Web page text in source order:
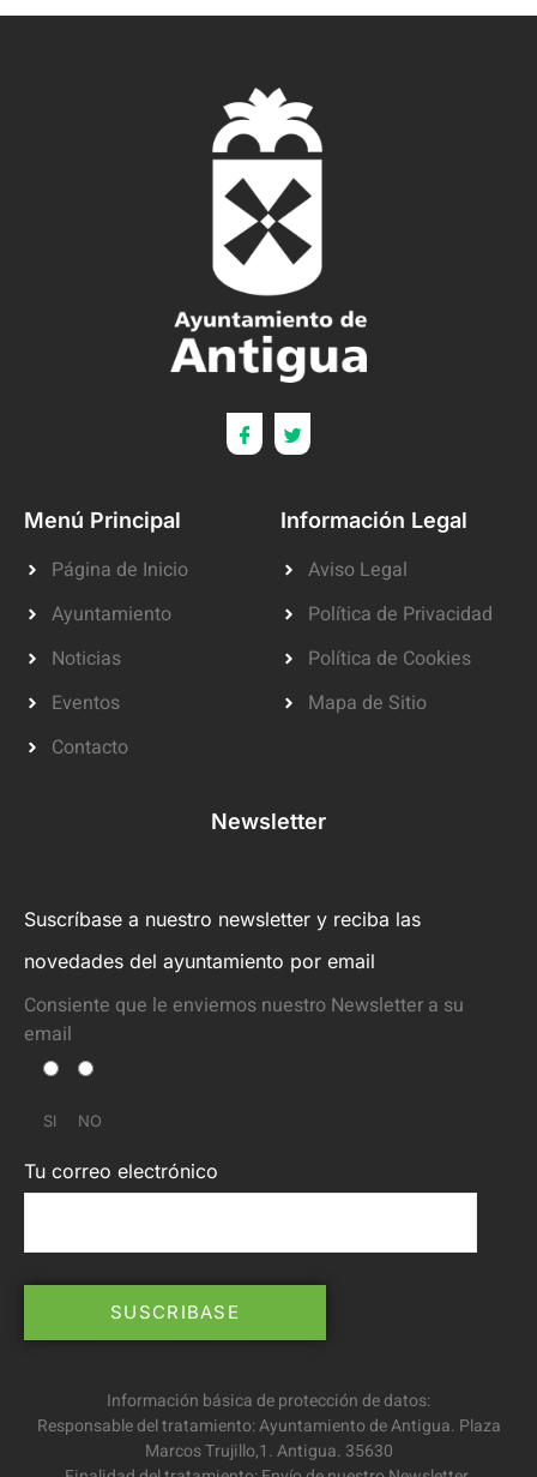
Menú Principal
Página de Inicio
Ayuntamiento
Noticias
Eventos
Contacto
Información Legal
Aviso Legal
Política de Privacidad
Política de Cookies
Mapa de Sitio
Newsletter
Suscríbase a nuestro newsletter y reciba las
novedades del ayuntamiento por email
Consiente que le enviemos nuestro Newsletter a su
email
SI NO
Tu correo electrónico
Información básica de protección de datos:
Responsable del tratamiento: Ayuntamiento de Antigua. Plaza
Marcos Trujillo,1. Antigua. 35630